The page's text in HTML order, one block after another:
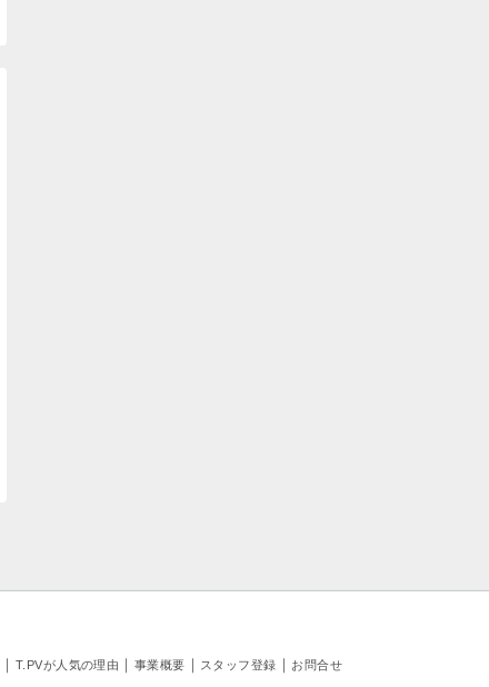
｜ T.PVが人気の理由 ｜ 事業概要 ｜ スタッフ登録 ｜ お問合せ